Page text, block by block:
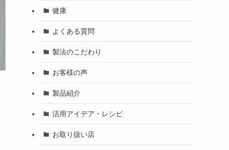
健康
よくある質問
製法のこだわり
お客様の声
製品紹介
活用アイデア・レシピ
お取り扱い店